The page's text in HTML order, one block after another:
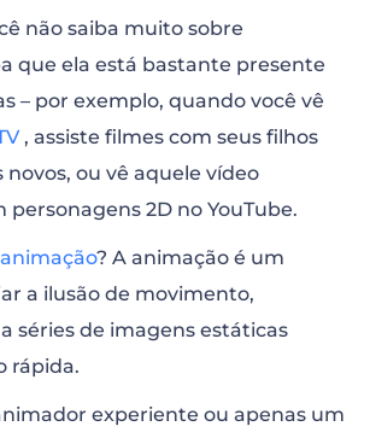
Rotoscopia
de Tipografia
Stop Motion
Mecânica
de Recortes
Argila
não saiba muito sobre
que ela está bastante presente
– por exemplo, quando você vê
, assiste filmes com seus filhos
ou vê aquele vídeo
personagens 2D no YouTube.
animação? A animação é um
a ilusão de movimento,
séries de imagens estáticas
rápida.
experiente ou apenas um